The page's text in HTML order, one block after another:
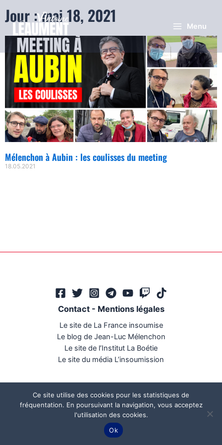
Menu
Jour : mai 18, 2021
Mélenchon à Aubin : les coulisses du meeting
18.05.2021
Contact- Mentions légales
Le site de La France insoumise
Le blog de Jean-Luc Mélenchon
Le site de l’Institut La Boétie
Le site du média L’insoumission
Mégaphone communication
Ce site utilise des cookies pour les statistiques de
fréquentation. En poursuivant la navigation, vous acceptez
l'utilisation des cookies.
Ok